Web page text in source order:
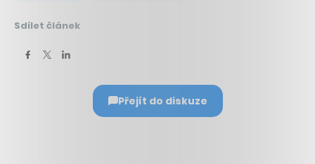
Sdílet článek
Přejít do diskuze